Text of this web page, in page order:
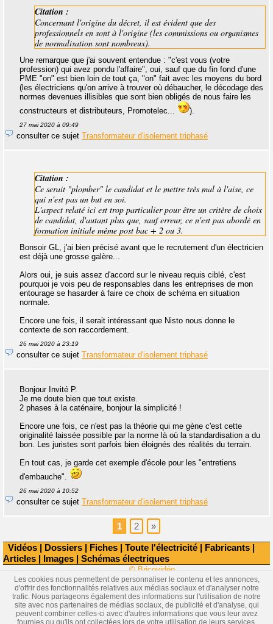
Vidéos | Dossiers | Fiches | Toute l'électricité | Fabricants |
Articles | Images | Schémas électriques
Citation :
Concernant l'origine du décret, il est évident que des
professionnels en sont à l'origine (les commissions ou organismes
de normalisation sont nombreux).
Une remarque que j'ai souvent entendue : "c'est vous (votre
profession) qui avez pondu l'affaire", oui, sauf que du fin fond d'une
PME "on" est bien loin de tout ça, "on" fait avec les moyens du bord
(les électriciens qu'on arrive à trouver où débaucher, le décodage des
normes devenues illisibles que sont bien obligés de nous faire les
constructeurs et distributeurs, Promotelec...
).
27 mai 2020 à 09:49
consulter ce sujet Transformateur d'isolement triphasé
Citation :
Ce serait "plomber" le candidat et le mettre très mal à l'aise, ce
qui n'est pas un but en soi.
L'aspect relaté ici est trop particulier pour être un critère de choix
de candidat, d'autant plus que, sauf erreur, ce n'est pas abordé en
formation initiale même post bac + 2 ou 3.
Bonsoir GL, j'ai bien précisé avant que le recrutement d'un électricien
est déjà une grosse galère...
Alors oui, je suis assez d'accord sur le niveau requis ciblé, c'est
pourquoi je vois peu de responsables dans les entreprises de mon
entourage se hasarder à faire ce choix de schéma en situation
normale.
Encore une fois, il serait intéressant que Nisto nous donne le
contexte de son raccordement.
26 mai 2020 à 23:19
consulter ce sujet Transformateur d'isolement triphasé
Bonjour Invité P.
Je me doute bien que tout existe.
2 phases à la caténaire, bonjour la simplicité !
Encore une fois, ce n'est pas la théorie qui me gène c'est cette
originalité laissée possible par la norme là où la standardisation a du
bon. Les juristes sont parfois bien éloignés des réalités du terrain.
En tout cas, je garde cet exemple d'école pour les "entretiens
d'embauche".
26 mai 2020 à 10:52
consulter ce sujet Transformateur d'isolement triphasé
1 2 »
© Bricovidéo
Les cookies nous permettent de personnaliser le contenu et les annonces,
d'offrir des fonctionnalités relatives aux médias sociaux et d'analyser notre
trafic. Nous partageons également des informations sur l'utilisation de notre
site avec nos partenaires de médias sociaux, de publicité et d'analyse, qui
peuvent combiner celles-ci avec d'autres informations que vous leur avez
fournies ou qu'ils ont collectées lors de votre utilisation de leurs services.